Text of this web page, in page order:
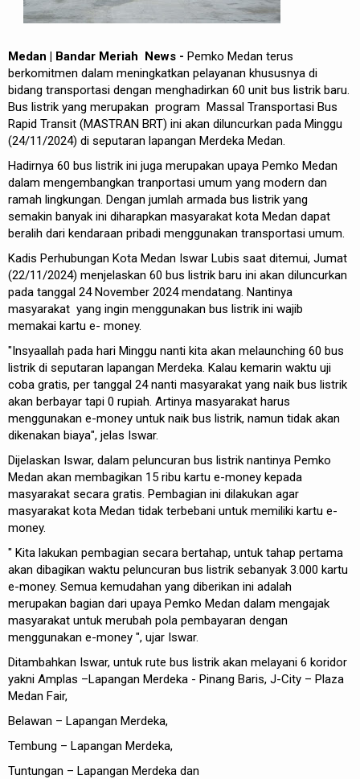
Medan | Bandar Meriah News - Pemko Medan terus
berkomitmen dalam meningkatkan pelayanan khususnya di
bidang transportasi dengan menghadirkan 60 unit bus listrik baru.
Bus listrik yang merupakan program Massal Transportasi Bus
Rapid Transit (MASTRAN BRT) ini akan diluncurkan pada Minggu
(24/11/2024) di seputaran lapangan Merdeka Medan.
Hadirnya 60 bus listrik ini juga merupakan upaya Pemko Medan
dalam mengembangkan tranportasi umum yang modern dan
ramah lingkungan. Dengan jumlah armada bus listrik yang
semakin banyak ini diharapkan masyarakat kota Medan dapat
beralih dari kendaraan pribadi menggunakan transportasi umum.
Kadis Perhubungan Kota Medan Iswar Lubis saat ditemui, Jumat
(22/11/2024) menjelaskan 60 bus listrik baru ini akan diluncurkan
pada tanggal 24 November 2024 mendatang. Nantinya
masyarakat yang ingin menggunakan bus listrik ini wajib
memakai kartu e- money.
"Insyaallah pada hari Minggu nanti kita akan melaunching 60 bus
listrik di seputaran lapangan Merdeka. Kalau kemarin waktu uji
coba gratis, per tanggal 24 nanti masyarakat yang naik bus listrik
akan berbayar tapi 0 rupiah. Artinya masyarakat harus
menggunakan e-money untuk naik bus listrik, namun tidak akan
dikenakan biaya", jelas Iswar.
Dijelaskan Iswar, dalam peluncuran bus listrik nantinya Pemko
Medan akan membagikan 15 ribu kartu e-money kepada
masyarakat secara gratis. Pembagian ini dilakukan agar
masyarakat kota Medan tidak terbebani untuk memiliki kartu e-
money.
" Kita lakukan pembagian secara bertahap, untuk tahap pertama
akan dibagikan waktu peluncuran bus listrik sebanyak 3.000 kartu
e-money. Semua kemudahan yang diberikan ini adalah
merupakan bagian dari upaya Pemko Medan dalam mengajak
masyarakat untuk merubah pola pembayaran dengan
menggunakan e-money ", ujar Iswar.
Ditambahkan Iswar, untuk rute bus listrik akan melayani 6 koridor
yakni Amplas –Lapangan Merdeka - Pinang Baris, J-City – Plaza
Medan Fair,
Belawan – Lapangan Merdeka,
Tembung – Lapangan Merdeka,
Tuntungan – Lapangan Merdeka dan